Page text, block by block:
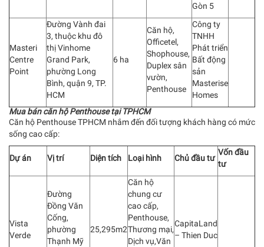
Gòn 5
Masteri
Centre
Point
Đường Vành đai
3, thuộc khu đô
thị Vinhome
Grand Park,
phường Long
Bình, quận 9, TP.
HCM
6 ha
Căn hộ,
Officetel,
Shophouse,
Duplex sân
vườn,
Penthouse
Công ty
TNHH
Phát triển
Bất động
sản
Masterise
Homes
Mua bán căn hộ Penthouse tại TPHCM
Căn hộ Penthouse TPHCM nhắm đến đối tượng khách hàng có mức
sống cao cấp:
Dự án Vị trí Diện tích Loại hình Chủ đầu tư
Vốn đầu
tư
Vista
Verde
Đường
Đồng Văn
Cống,
phường
Thạnh Mỹ
25,295m2
Căn hộ
chung cư
cao cấp,
Penthouse,
Thương mại,
Dịch vụ,Văn
CapitaLand
– Thien Duc